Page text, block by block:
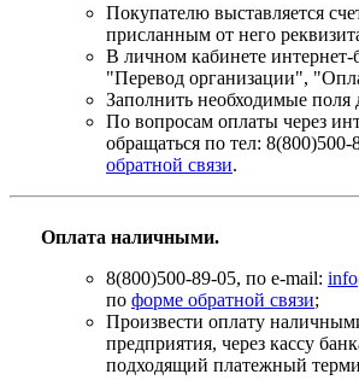
Покупателю выставляется
присланным от него
В личном кабинете интернет-
"Перевод организации",
Заполнить необходимые поля
По вопросам оплаты через
обращаться по тел:
обратной связи.
Оплата наличными.
8(800)500-89-05, по e-mail:
по форме обратной связи;
Произвести оплату
предприятия, через кассу
подходящий платежный